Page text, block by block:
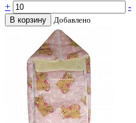
+
-
В корзину Добавлено